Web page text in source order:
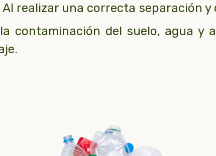
Al realizar una correcta separación y
contaminación del suelo, agua y